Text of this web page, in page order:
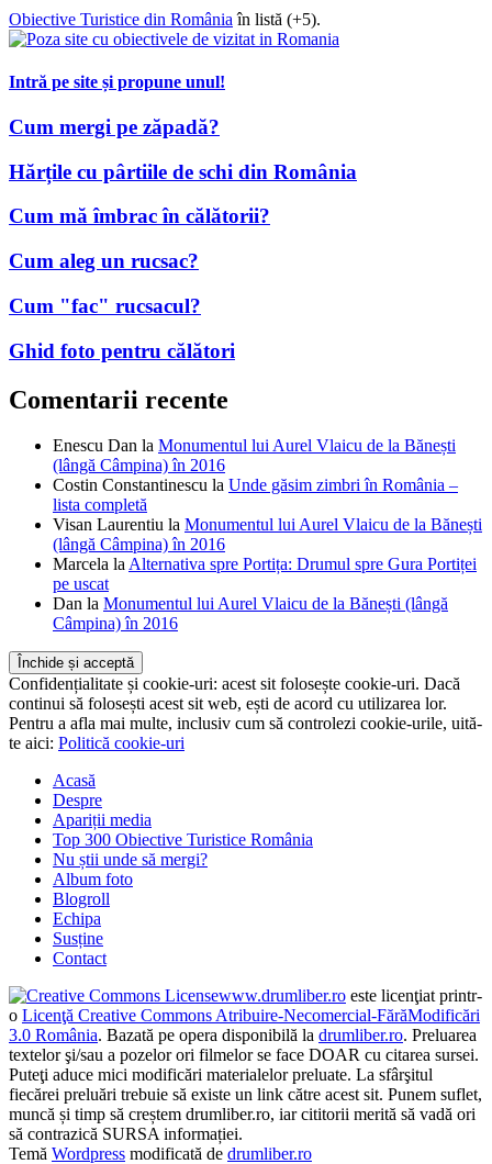
Obiective Turistice din Româniaîn listă (+5).
Hărțile cu pârtiile de schi din România
Ghid foto pentru călători
Enescu DanlaMonumentul lui Aurel Vlaicu de la Bănești
(lângă Câmpina) în 2016
Costin Constantinescu
lista completă
Visan LaurentiulaMonumentul lui Aurel Vlaicu de la Bănești
(lângă Câmpina) în 2016
Marcelala
pe uscat
DanlaMonumentul lui Aurel Vlaicu de la Bănești (lângă
Confidențialitate și cookie-uri: acest sit folosește cookie-uri. Dacă
continui să folosești acest sit web, ești de acord cu utilizarea lor.
Pentru a afla mai multe, inclusiv cum să controlezi cookie-urile, uită-
Acasă
Despre
Apariții media
Top 300 Obiective Turistice România
Nu știi unde să mergi?
Album foto
Blogroll
Echipa
Susține
www.drumliber.roeste licenţiat printr-
oLicenţă Creative Commons Atribuire-Necomercial-FărăModificări
3.0 România. Bazată pe opera disponibilă ladrumliber.ro. Preluarea
textelor şi/sau a pozelor ori filmelor se face DOAR cu citarea sursei.
Puteţi aduce mici modificări materialelor preluate. La sfârşitul
fiecărei preluări trebuie să existe un link către acest sit. Punem suflet,
muncă și timp să creștem drumliber.ro, iar cititorii merită să vadă ori
să contrazică SURSA informației.